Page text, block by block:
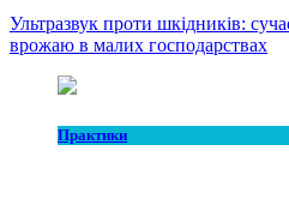
Ультразвук проти шкідників:
врожаю в малих господарствах
Практики